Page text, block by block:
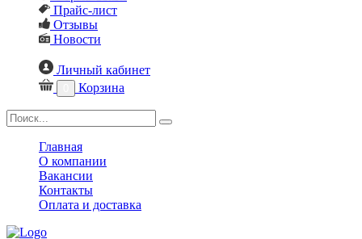
Прайс-лист
Отзывы
Новости
Личный кабинет
Корзина
Главная
О компании
Вакансии
Контакты
Оплата и доставка